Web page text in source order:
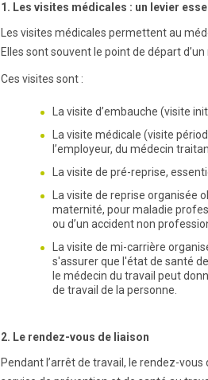
1. Les visites médicales : un levier
Les visites médicales permettent au
Elles sont souvent le point de départ
Ces visites sont :
La visite d’embauche (visite
La visite médicale (visite
l’employeur, du médecin
La visite de pré-reprise,
La visite de reprise organisée
maternité, pour maladie
ou d’un accident non
La visite de mi-carrière
s'assurer que l'état de santé
le médecin du travail peut
de travail de la personne.
2. Le rendez-vous de liaison
Pendant l’arrêt de travail, le rendez-vous